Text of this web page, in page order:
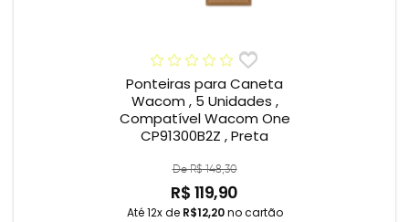
Ponteiras para Caneta
Wacom , 5 Unidades ,
Compatível Wacom One
CP91300B2Z , Preta
De R$ 148,30
R$ 119,90
Até 12x de R$12,20no cartão